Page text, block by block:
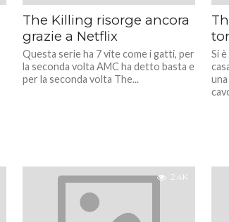
The Killing risorge ancora
grazie a Netflix
Questa serie ha 7 vite come i gatti, per
la seconda volta AMC ha detto basta e
per la seconda volta The...
Si
2.4K